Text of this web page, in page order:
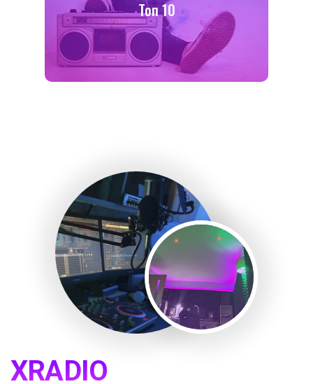
Toп 10
XRADIO